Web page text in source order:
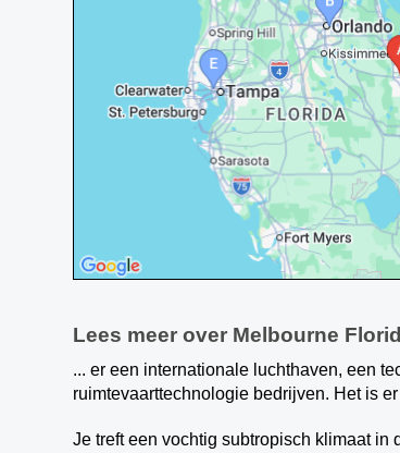
Lees meer over Melbourne
... er een internationale luchthaven, een
ruimtevaarttechnologie bedrijven. Het is
Je treft een vochtig subtropisch klimaat in